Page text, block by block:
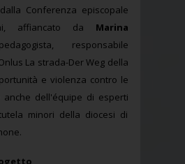
Conferenza episcopale
affiancato da Marina
responsabile
La strada-Der Weg della
e violenza contro le
dell'équipe di esperti
minori della diocesi di